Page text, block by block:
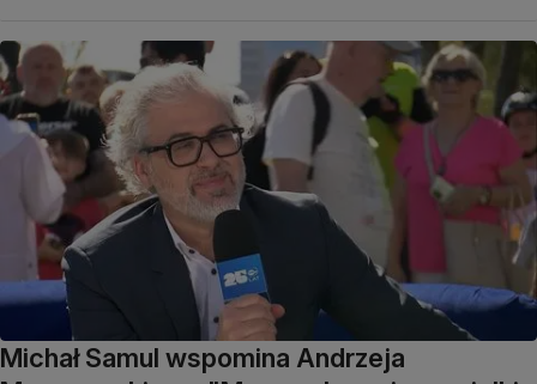
Michał Samul wspomina Andrzeja